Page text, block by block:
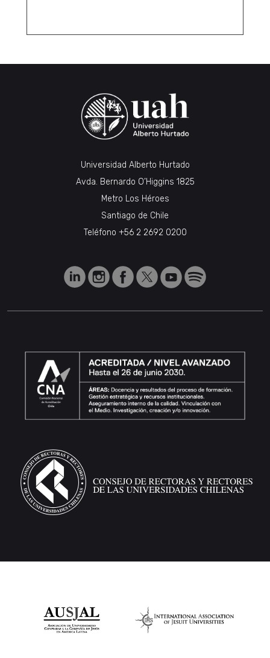
Universidad Alberto Hurtado
Avda. Bernardo O’Higgins 1825
Metro Los Héroes
Santiago de Chile
Teléfono +56 2 2692 0200